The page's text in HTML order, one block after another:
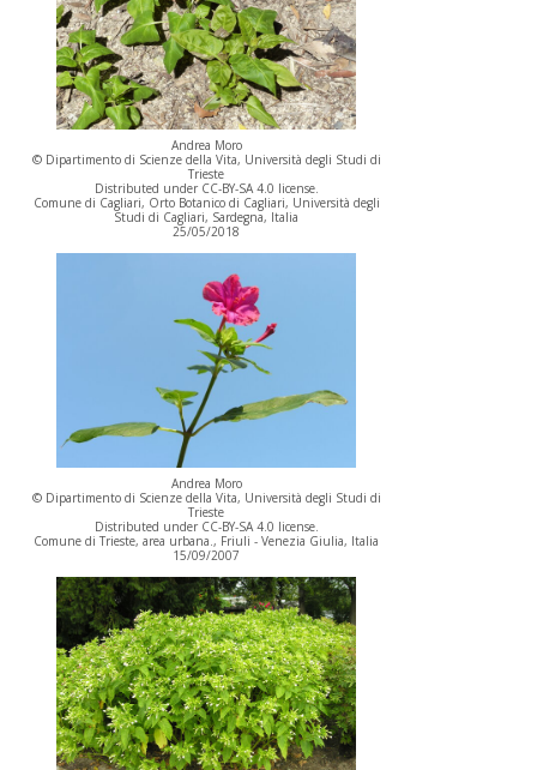
Andrea Moro
© Dipartimento di Scienze della Vita, Università degli Studi di
Trieste
Distributed under CC-BY-SA 4.0 license.
Comune di Cagliari, Orto Botanico di Cagliari, Università degli
Studi di Cagliari, Sardegna, Italia
25/05/2018
Andrea Moro
© Dipartimento di Scienze della Vita, Università degli Studi di
Trieste
Distributed under CC-BY-SA 4.0 license.
Comune di Trieste, area urbana., Friuli - Venezia Giulia, Italia
15/09/2007